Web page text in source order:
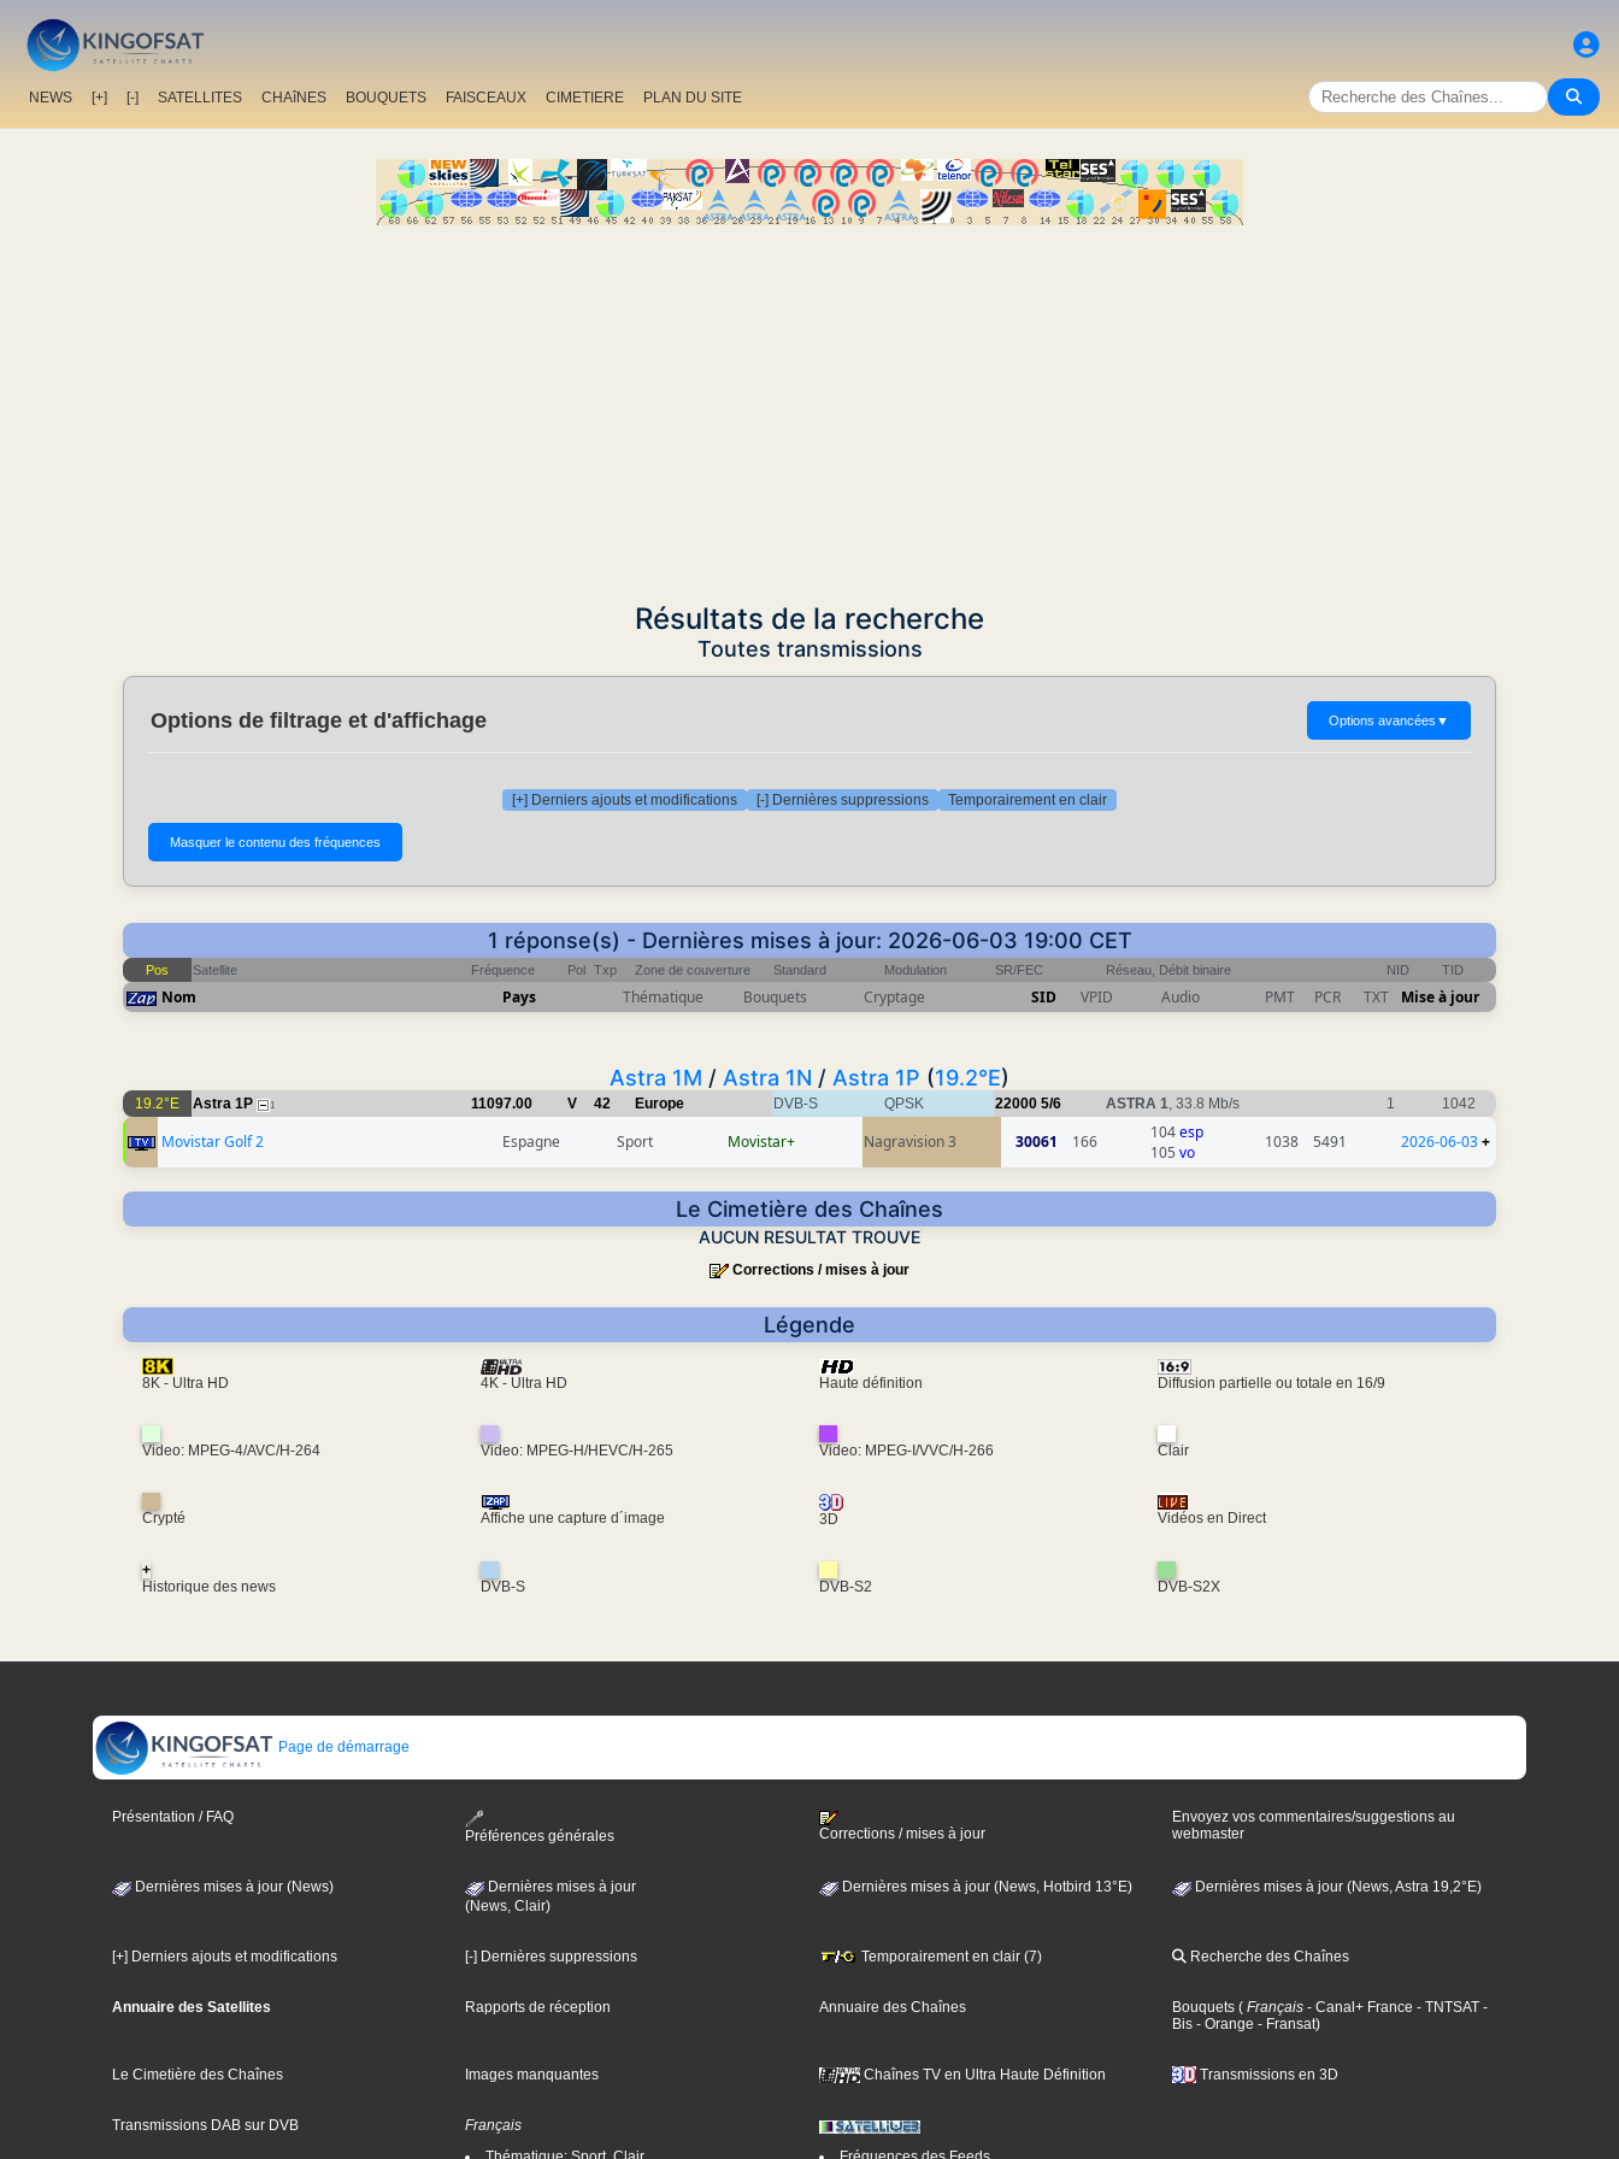
NEWS [+] [-] SATELLITES CHAîNES BOUQUETS FAISCEAUX CIMETIERE PLAN DU SITE
Résultats de la recherche
Toutes transmissions
Options de filtrage et d'affichage Options avancées ▼
[+] Derniers ajouts et modifications [-] Dernières suppressions Temporairement en clair
1 réponse(s) - Dernières mises à jour: 2026-06-03 19:00 CET
Pos Satellite Fréquence Pol Txp Zone de couverture Standard Modulation SR/FEC Réseau, Débit binaire NID TID
Nom Pays Thématique Bouquets Cryptage SID VPID Audio PMT PCR TXT Mise à jour
Astra 1M / Astra 1N / Astra 1P (19.2°E)
19.2°E Astra 1P 1 11097.00 V 42 Europe DVB-S QPSK 22000 5/6 ASTRA 1, 33.8 Mb/s 1 1042
Movistar Golf 2 Espagne Sport Movistar+ Nagravision 3 30061 166 104esp
105 vo
1038 5491 2026-06-03+
Le Cimetière des Chaînes
AUCUN RESULTAT TROUVE
Corrections / mises à jour
Légende
8K - Ultra HD 4K - Ultra HD Haute définition Diffusion partielle ou totale en 16/9
Video: MPEG-4/AVC/H-264 Video: MPEG-H/HEVC/H-265 Video: MPEG-I/VVC/H-266 Clair
Crypté Affiche une capture d´image 3D Vidéos en Direct
+
Historique des news
DVB-S DVB-S2 DVB-S2X
Page de démarrage
Présentation / FAQ
Préférences générales
Corrections / mises à jour
Envoyez vos commentaires/suggestions au
webmaster
Dernières mises à jour (News)
Dernières mises à jour
(News, Clair)
Dernières mises à jour (News, Hotbird 13°E) Dernières mises à jour (News, Astra 19,2°E)
[+] Derniers ajouts et modifications [-] Dernières suppressions Temporairement en clair (7) Recherche des Chaînes
Annuaire des Satellites Rapports de réception Annuaire des Chaînes Bouquets ( Français - Canal+ France - TNTSAT -
Bis - Orange - Fransat)
Le Cimetière des Chaînes Images manquantes Chaînes TV en Ultra Haute Définition Transmissions en 3D
Transmissions DAB sur DVB
Français